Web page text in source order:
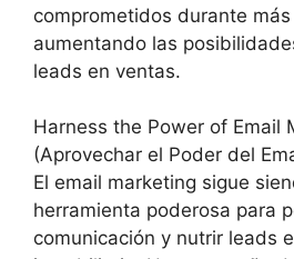
comprometidos durante
aumentando las
leads en ventas.
Harness the Power of Email
(Aprovechar el Poder del
El email marketing sigue
herramienta poderosa para
comunicación y nutrir leads